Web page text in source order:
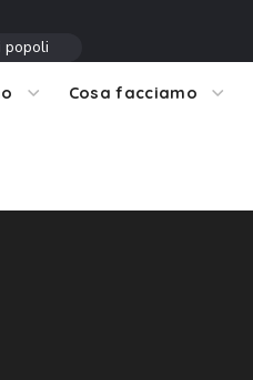
popoli
Cosa facciamo